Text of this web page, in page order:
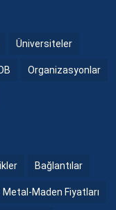
Üniversiteler
Organizasyonlar
Bağlantılar
Metal-Maden Fiyatları